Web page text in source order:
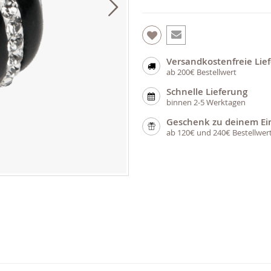
Versandkostenfreie
ab 200€ Bestellwert
Schnelle Lieferung
binnen 2-5 Werktagen
Geschenk zu deinem
ab 120€ und 240€